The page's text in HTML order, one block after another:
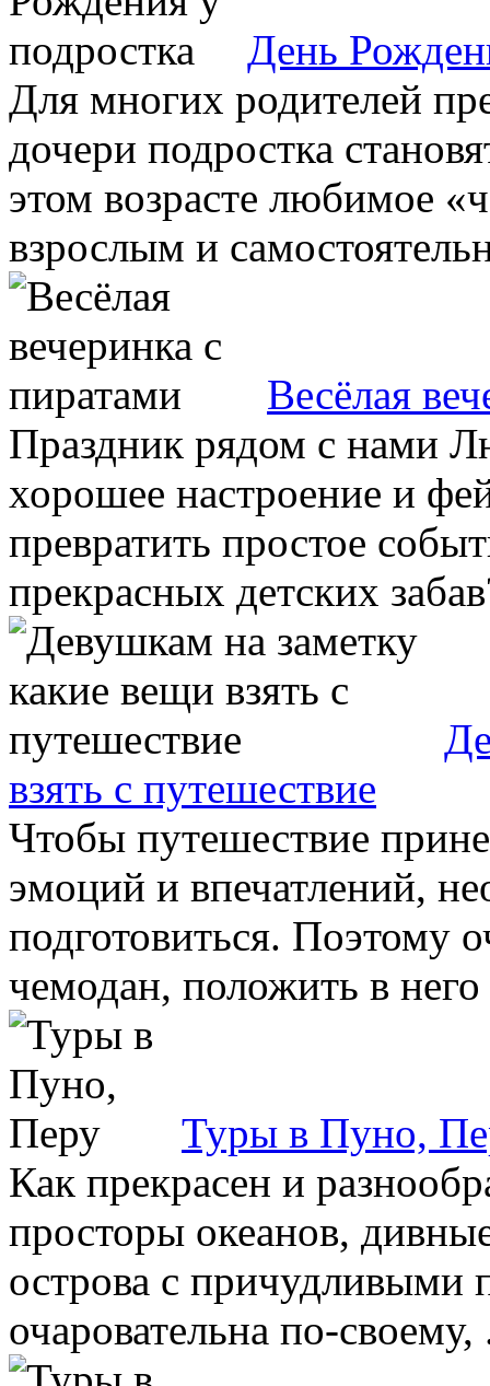
День
Для многих родителей
дочери подростка
этом возрасте любимое
взрослым и
Весёлая
Праздник рядом с нами
хорошее настроение и
превратить простое
прекрасных детских
взять с путешествие
Чтобы путешествие
эмоций и впечатлений,
подготовиться. Поэтому
чемодан, положить в
Туры в Пуно,
Как прекрасен и
просторы океанов,
острова с
очаровательна по-своему,